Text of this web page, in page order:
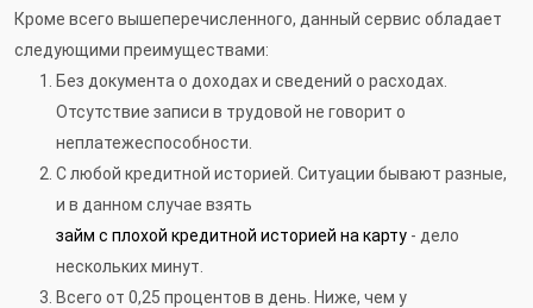
Кроме всего вышеперечисленного, данный сервис обладает
следующими преимуществами:
Без документа о доходах и сведений о расходах.
Отсутствие записи в трудовой не говорит о
неплатежеспособности.
С любой кредитной историей. Ситуации бывают разные,
и в данном случае взять
займ с плохой кредитной историей на карту - дело
нескольких минут.
Всего от 0,25 процентов в день. Ниже, чем у